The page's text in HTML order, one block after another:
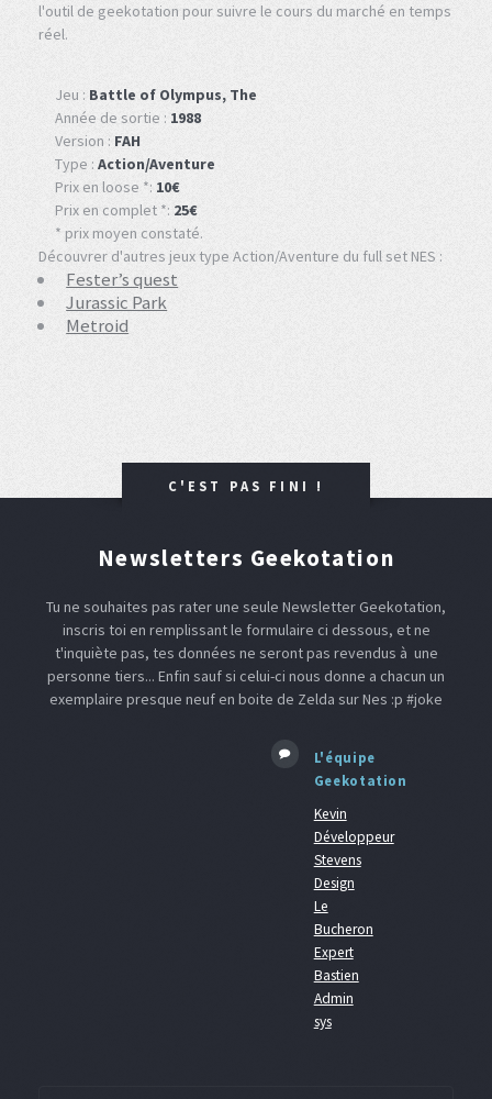
l'outil de geekotation pour suivre le cours du marché en temps
réel.
Jeu : Battle of Olympus, The
Année de sortie : 1988
Version : FAH
Type : Action/Aventure
Prix en loose *: 10€
Prix en complet *: 25€
* prix moyen constaté.
Découvrer d'autres jeux type Action/Aventure du full set NES :
Fester’s quest
Jurassic Park
Metroid
C'EST PAS FINI !
Newsletters Geekotation
Tu ne souhaites pas rater une seule Newsletter Geekotation,
inscris toi en remplissant le formulaire ci dessous, et ne
t'inquiète pas, tes données ne seront pas revendus à une
personne tiers... Enfin sauf si celui-ci nous donne a chacun un
exemplaire presque neuf en boite de Zelda sur Nes :p #joke
L'équipe
Geekotation
Kevin
Développeur
Stevens
Design
Le
Bucheron
Expert
Bastien
Admin
sys